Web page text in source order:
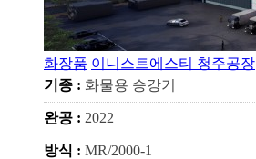
화장품 이니스트에스티 청주공장
기종 : 화물용 승강기
완공 : 2022
방식 : MR/2000-1